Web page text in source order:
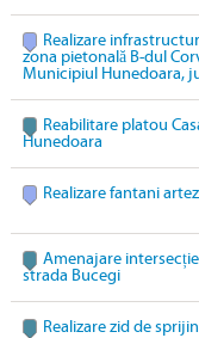
Realizare
zona pietonală B-dul
Municipiul Hunedoara,
Reabilitare platou
Hunedoara
Realizare fantani
Amenajare
strada Bucegi
Realizare zid de